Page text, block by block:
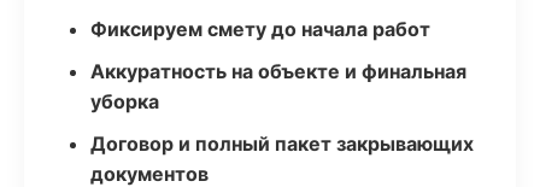
Фиксируем смету до начала работ
Аккуратность на объекте и финальная
уборка
Договор и полный пакет закрывающих
документов